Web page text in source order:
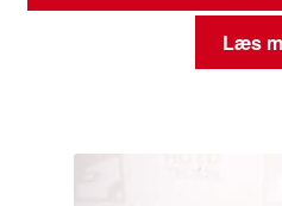
Læs